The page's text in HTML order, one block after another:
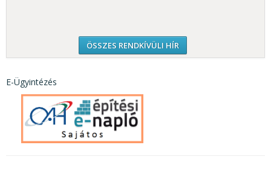
ÖSSZES RENDKÍVÜLI HÍR
E-Ügyintézés